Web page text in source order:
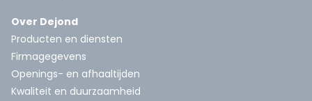
Over Dejond
Producten en diensten
Firmagegevens
Openings- en afhaaltijden
Kwaliteit en duurzaamheid